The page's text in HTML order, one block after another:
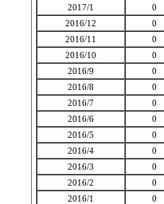
2017/1
0
2016/12
0
2016/11
0
2016/10
0
2016/9
0
2016/8
0
2016/7
0
2016/6
0
2016/5
0
2016/4
0
2016/3
0
2016/2
0
2016/1
0